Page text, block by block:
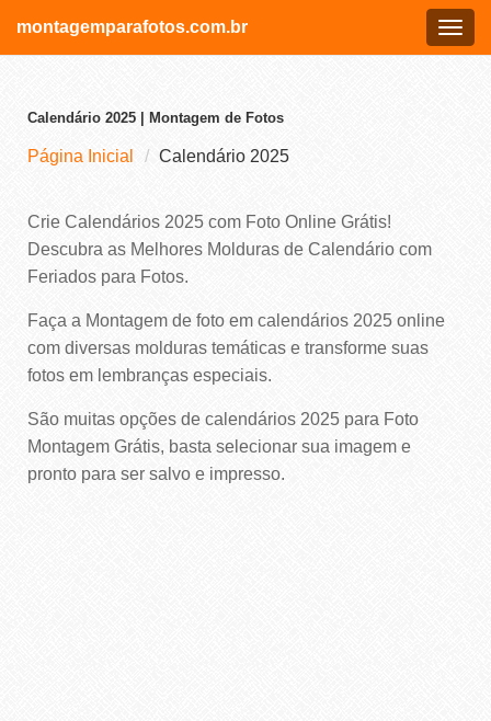
Menu
montagemparafotos.com.br
Calendário 2025 | Montagem de Fotos
Página Inicial Calendário 2025
Crie Calendários 2025 com Foto Online Grátis!
Descubra as Melhores Molduras de Calendário com
Feriados para Fotos.
Faça a Montagem de foto em calendários 2025 online
com diversas molduras temáticas e transforme suas
fotos em lembranças especiais.
São muitas opções de calendários 2025 para Foto
Montagem Grátis, basta selecionar sua imagem e
pronto para ser salvo e impresso.